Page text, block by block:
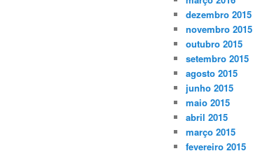
dezembro 2015
novembro 2015
outubro 2015
setembro 2015
agosto 2015
junho 2015
maio 2015
abril 2015
março 2015
fevereiro 2015